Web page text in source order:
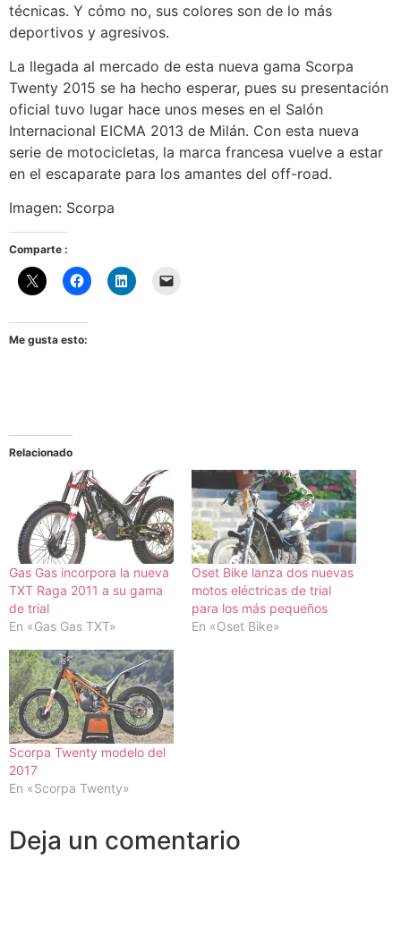
técnicas. Y cómo no, sus colores son de lo más
deportivos y agresivos.
La llegada al mercado de esta nueva gama Scorpa
Twenty 2015 se ha hecho esperar, pues su presentación
oficial tuvo lugar hace unos meses en el Salón
Internacional EICMA 2013 de Milán. Con esta nueva
serie de motocicletas, la marca francesa vuelve a estar
en el escaparate para los amantes del off-road.
Imagen: Scorpa
Comparte :
Me gusta esto:
Relacionado
Gas Gas incorpora la nueva
TXT Raga 2011 a su gama
de trial
En «Gas Gas TXT»
Oset Bike lanza dos nuevas
motos eléctricas de trial
para los más pequeños
En «Oset Bike»
Scorpa Twenty modelo del
2017
En «Scorpa Twenty»
Deja un comentario